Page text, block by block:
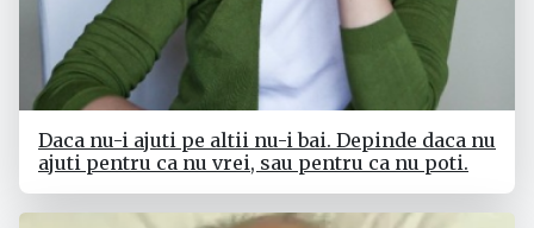
Daca nu-i ajuti pe altii nu-i bai. Depinde daca nu
ajuti pentru ca nu vrei, sau pentru ca nu poti.